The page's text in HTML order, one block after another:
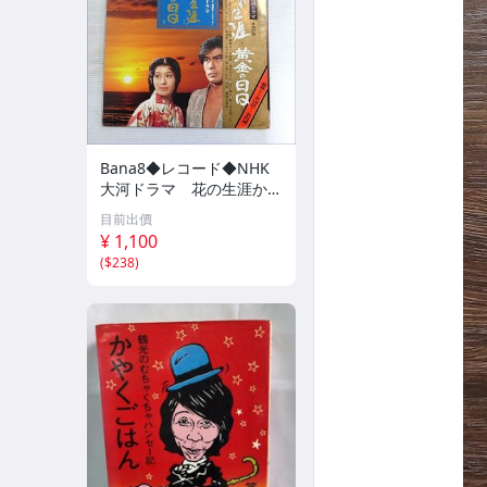
Bana8◆レコード◆NHK
大河ドラマ 花の生涯から
黄金の日日まで レコー
ド 大河ドラマ
目前出價
¥ 1,100
($238)